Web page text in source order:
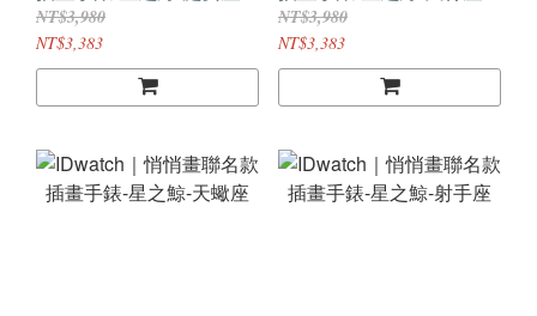
NT$3,980
NT$3,383
NT$3,980
NT$3,383